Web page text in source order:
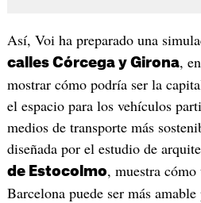
Así, Voi ha preparado una
calles Córcega y Girona,
mostrar cómo podría ser la
el espacio para los vehículos
medios de transporte más
diseñada por el estudio de
de Estocolmo, muestra
Barcelona puede ser más